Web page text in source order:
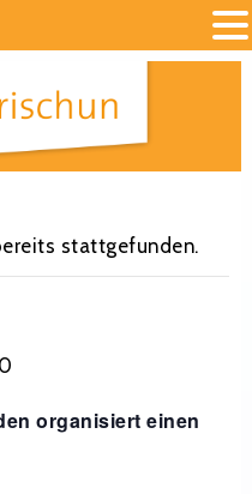
stattgefunden.
organisiert einen